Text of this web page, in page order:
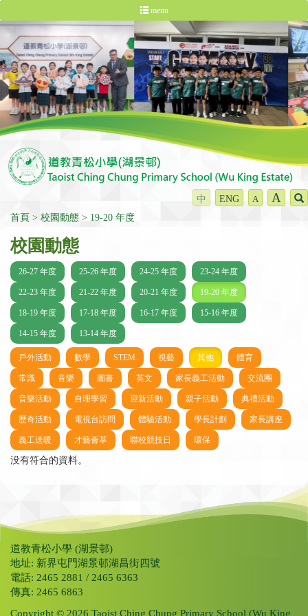
menu
中 ENG A A
首頁 校園動態 19-20 年度
校園動態
26-27 年度 25-26 年度 24-25 年度 23-24 年度
22-23 年度 21-22 年度 20-21 年度 19-20 年度
18-19 年度 17-18 年度 16-17 年度 15-16 年度
14-15 年度 13-14 年度
戶外活動 數學 STEM 視藝 其他 體育
常識 音樂 圖書 英文 家長義工活動 交流團
音樂活動 自理學習 迎新活動 親子活動 典禮活動
歷奇活動 電視台訪問 體驗活動 學長計劃 家長講座
義工送暖 才藝薈萃 聯校競技日 環保
没有符合的資料。
道教青松小學 (湖景邨)
地址: 新界屯門湖景邨湖昌街四號
電話: 2465 2881 / 2465 6363
傳真: 2465 6863
Copyright © 2026 Taoist Ching Chung Primary School (Wu King